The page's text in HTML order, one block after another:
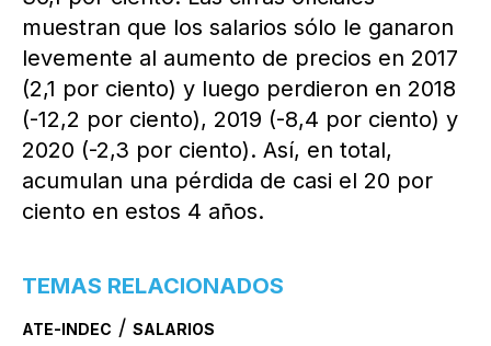
muestran que los salarios sólo le ganaron
levemente al aumento de precios en 2017
(2,1 por ciento) y luego perdieron en 2018
(-12,2 por ciento), 2019 (-8,4 por ciento) y
2020 (-2,3 por ciento). Así, en total,
acumulan una pérdida de casi el 20 por
ciento en estos 4 años.
TEMAS RELACIONADOS
ATE-INDEC / SALARIOS